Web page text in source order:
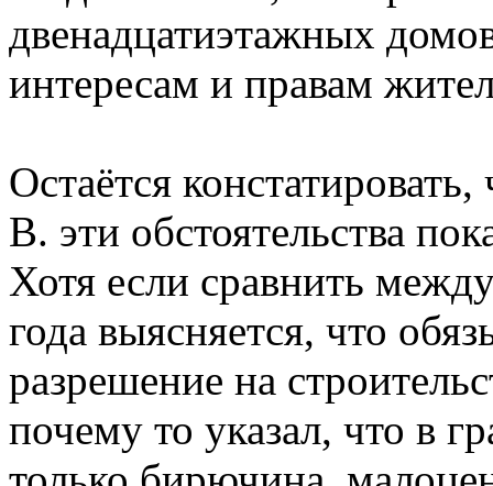
двенадцатиэтажных
интересам и правам
Остаётся
В. эти обстоятельства
Хотя если сравнить
года выясняется, что
разрешение на
почему то указал, что в